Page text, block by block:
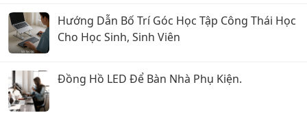
Hướng Dẫn Bố Trí Góc Học Tập Công Thái Học
Cho Học Sinh, Sinh Viên
Đồng Hồ LED Để Bàn Nhà Phụ Kiện.